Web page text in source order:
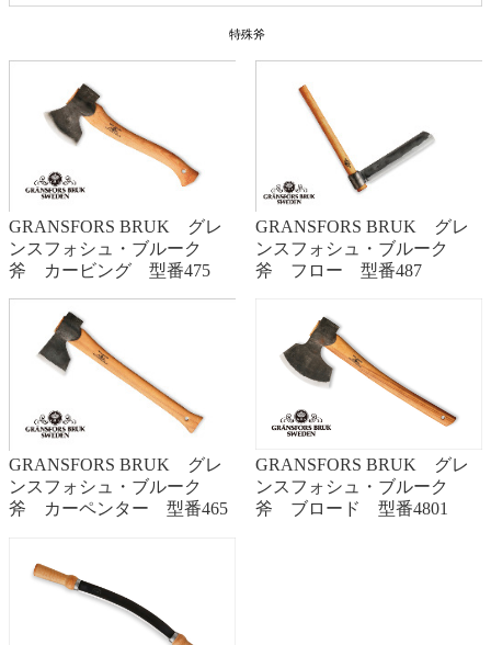
特殊斧
GRANSFORS BRUK グレ
ンスフォシュ・ブルーク
斧 カービング 型番475
GRANSFORS BRUK グレ
ンスフォシュ・ブルーク
斧 フロー 型番487
GRANSFORS BRUK グレ
ンスフォシュ・ブルーク
斧 カーペンター 型番465
GRANSFORS BRUK グレ
ンスフォシュ・ブルーク
斧 ブロード 型番4801